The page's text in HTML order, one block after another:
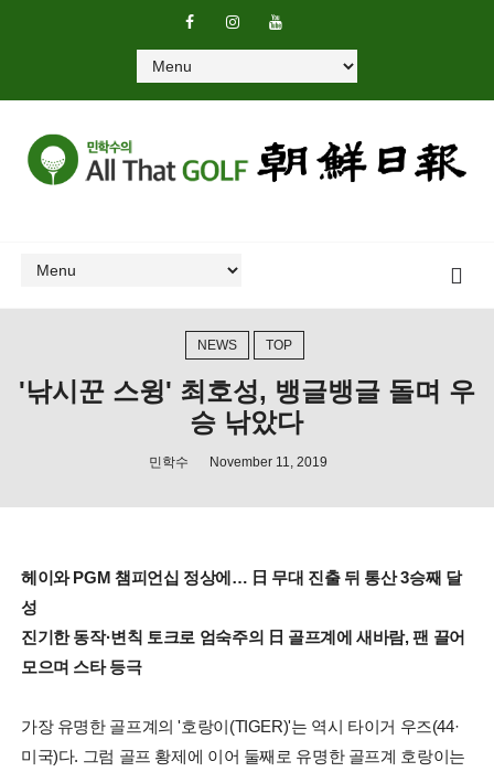
NEWS TOP
'낚시꾼 스윙' 최호성, 뱅글뱅글 돌며 우
승 낚았다
민학수 November 11, 2019
헤이와 PGM 챔피언십 정상에… 日 무대 진출 뒤 통산 3승째 달
성
진기한 동작·변칙 토크로 엄숙주의 日 골프계에 새바람, 팬 끌어
모으며 스타 등극
가장 유명한 골프계의 '호랑이(TIGER)'는 역시 타이거 우즈(44·
미국)다. 그럼 골프 황제에 이어 둘째로 유명한 골프계 호랑이는